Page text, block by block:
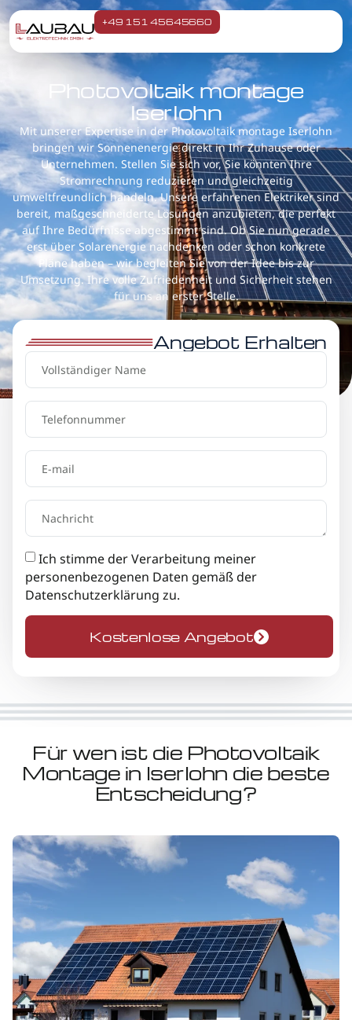
+49 151 45645660
Photovoltaik montage
Iserlohn
Mit unserer Expertise in der Photovoltaik montage Iserlohn
bringen wir Sonnenenergie direkt in Ihr Zuhause oder
Unternehmen. Stellen Sie sich vor, Sie könnten Ihre
Stromrechnung reduzieren und gleichzeitig
umweltfreundlich handeln. Unsere erfahrenen Elektriker sind
bereit, maßgeschneiderte Lösungen anzubieten, die perfekt
auf Ihre Bedürfnisse abgestimmt sind. Ob Sie nun gerade
erst über Solarenergie nachdenken oder schon konkrete
Pläne haben – wir begleiten Sie von der Idee bis zur
Umsetzung. Ihre volle Zufriedenheit und Sicherheit stehen
für uns an erster Stelle.
Angebot Erhalten
Ich stimme der Verarbeitung meiner
personenbezogenen Daten gemäß der
Datenschutzerklärung zu.
Kostenlose Angebot
Für wen ist die Photovoltaik
Montage in Iserlohn die beste
Entscheidung?